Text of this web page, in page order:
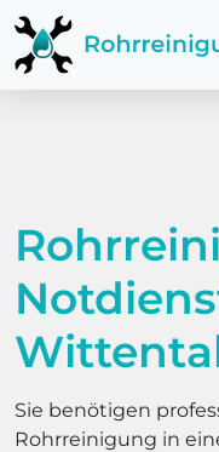
Sie benötigen
Rohrreinigung in